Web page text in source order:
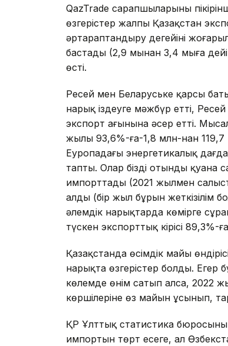
QazTrade сарапшыларының
өзгерістер жалпы Қазақстан
әртараптандыру деңгейінің
бастады (2,9 мыңнан 3,4 мыңға
өсті.
Ресей мен Беларуське қарсы
нарық іздеуге мәжбүр етті, Ресей
экспорт ағынына әсер етті.
жылы 93,6%-ға-1,8 млн-нан 119,7
Еуропадағы энергетикалық
тапты. Олар біздің отынды
импорттады (2021 жылмен
алды (бір жыл бұрын жеткізілім
әлемдік нарықтарда көмірге
түскен экспорттық кірісі 89,3%-
Қазақстанда өсімдік майы
нарықта өзгерістер болды. Егер
көлемде өнім сатып алса, 2022
көршілеріне өз майын ұсынып,
ҚР Ұлттық статистика
импортын төрт есеге, ал